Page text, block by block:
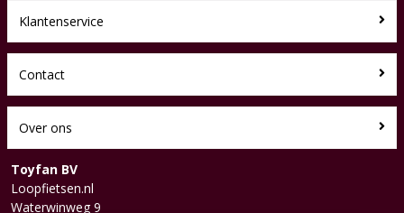
Klantenservice
Contact
Over ons
Toyfan BV
Loopfietsen.nl
Waterwinweg 9